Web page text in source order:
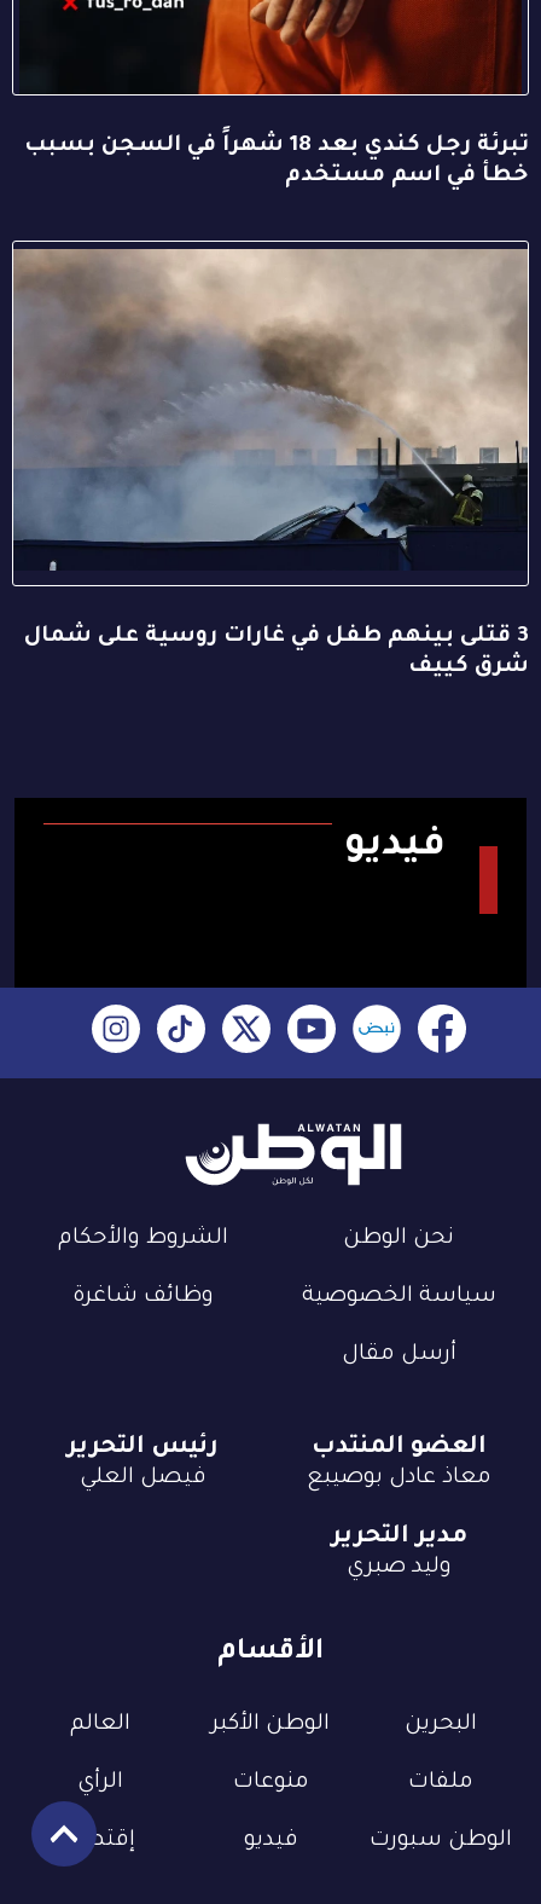
تبرئة رجل كندي بعد 18 شهراً في السجن بسبب
خطأ في اسم مستخدم
3 قتلى بينهم طفل في غارات روسية على شمال
شرق كييف
فيديو
نحن الوطن الشروط والأحكام
سياسة الخصوصية وظائف شاغرة
أرسل مقال
الأقسام
البحرين الوطن الأكبر العالم
ملفات منوعات الرأي
الوطن سبورت فيديو إقتصاد
العضو المنتدب
معاذ عادل بوصيبع
رئيس التحرير
فيصل العلي
مدير التحرير
وليد صبري